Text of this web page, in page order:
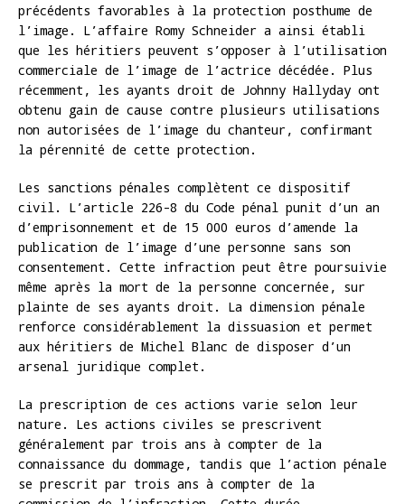
précédents favorables à la protection posthume de
l’image. L’affaire Romy Schneider a ainsi établi
que les héritiers peuvent s’opposer à l’utilisation
commerciale de l’image de l’actrice décédée. Plus
récemment, les ayants droit de Johnny Hallyday ont
obtenu gain de cause contre plusieurs utilisations
non autorisées de l’image du chanteur, confirmant
la pérennité de cette protection.
Les sanctions pénales complètent ce dispositif
civil. L’article 226-8 du Code pénal punit d’un an
d’emprisonnement et de 15 000 euros d’amende la
publication de l’image d’une personne sans son
consentement. Cette infraction peut être poursuivie
même après la mort de la personne concernée, sur
plainte de ses ayants droit. La dimension pénale
renforce considérablement la dissuasion et permet
aux héritiers de Michel Blanc de disposer d’un
arsenal juridique complet.
La prescription de ces actions varie selon leur
nature. Les actions civiles se prescrivent
généralement par trois ans à compter de la
connaissance du dommage, tandis que l’action pénale
se prescrit par trois ans à compter de la